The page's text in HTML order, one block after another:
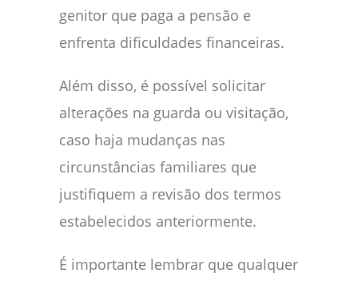
genitor que paga a pensão e
enfrenta dificuldades financeiras.
Além disso, é possível solicitar
alterações na guarda ou visitação,
caso haja mudanças nas
circunstâncias familiares que
justifiquem a revisão dos termos
estabelecidos anteriormente.
É importante lembrar que qualquer